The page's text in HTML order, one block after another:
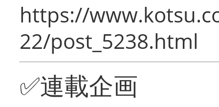
https://
22/post_5238.html
✅連載企画